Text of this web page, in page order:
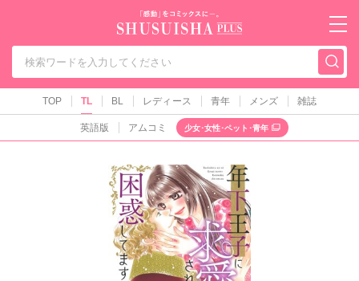
秋水社PLUS（テ
TOP TL BL レディース 青年 メンズ 雑誌
英語版 アムコミ 少女･女性･ペット･青年